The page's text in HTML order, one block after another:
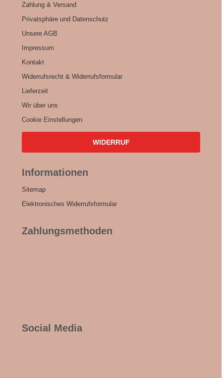
Zahlung & Versand
Privatsphäre und Datenschutz
Unsere AGB
Impressum
Kontakt
Widerrufsrecht & Widerrufsformular
Lieferzeit
Wir über uns
Cookie Einstellungen
WIDERRUF
Informationen
Sitemap
Elektronisches Widerrufsformular
Zahlungsmethoden
Social Media